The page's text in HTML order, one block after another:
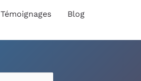
Témoignages
Blog